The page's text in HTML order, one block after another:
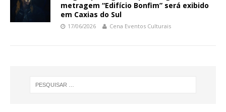
metragem “Edifício Bonfim” será exibido
em Caxias do Sul
17/06/2026 Cena Eventos Culturais